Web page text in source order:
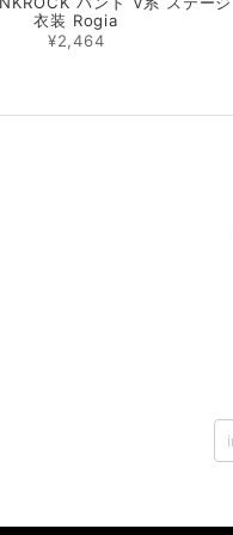
衣装 Rogia
¥2,464